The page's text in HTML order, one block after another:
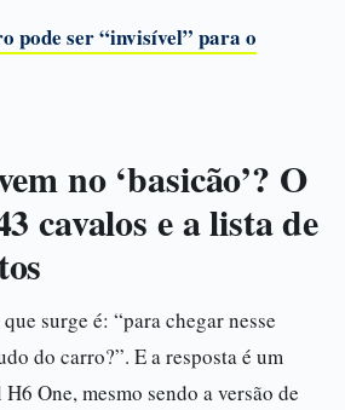
pode ser “invisível” para o
no ‘basicão’? O
cavalos e a lista de
surge é: “para chegar nesse
do carro?”. E a resposta é um
H6 One, mesmo sendo a versão de